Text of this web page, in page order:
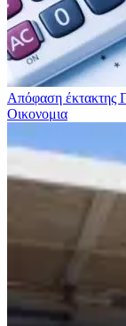
Απόφαση έκτακτης
Οικονομια